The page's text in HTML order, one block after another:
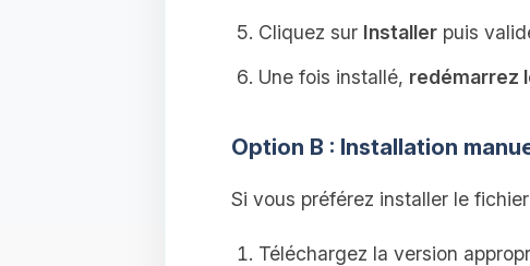
Cliquez sur Installerpuis
Une fois installé, redémarrez
Option B : Installation
Si vous préférez installer le
Téléchargez la version